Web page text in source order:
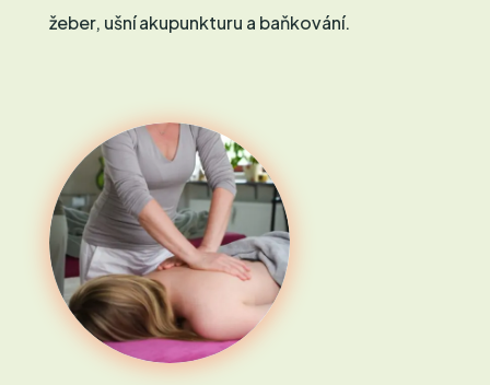
žeber, ušní akupunkturu a baňkování.